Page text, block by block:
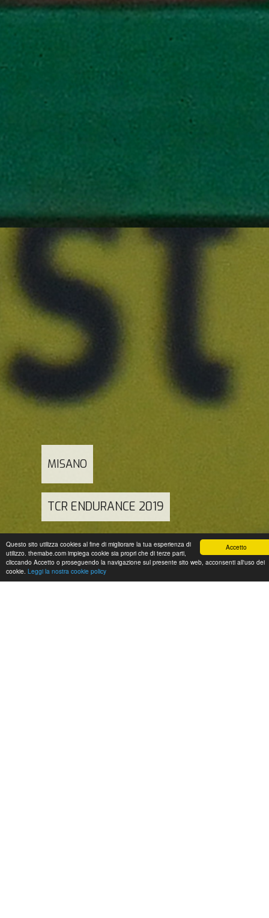
Accetto
Questo sito utilizza cookies al fine di migliorare la tua esperienza di
utilizzo. themabe.com impiega cookie sia propri che di terze parti,
cliccando Accetto o proseguendo la navigazione sul presente sito web, acconsenti all'uso dei
cookie. Leggi la nostra cookie policy
MISANO
TCR ENDURANCE 2019